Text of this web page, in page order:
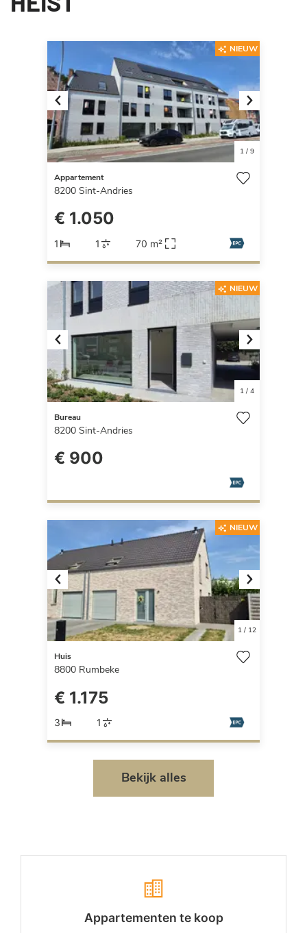
Previous Next
1/ 9
NIEUW
Appartement
8200 Sint-Andries
€ 1.050
1 1 70 m²
Previous Next
1/ 4
NIEUW
Bureau
8200 Sint-Andries
€ 900
Previous Next
1/ 12
NIEUW
Huis
8800 Rumbeke
€ 1.175
3 1
Bekijk alles
Appartementen te koop